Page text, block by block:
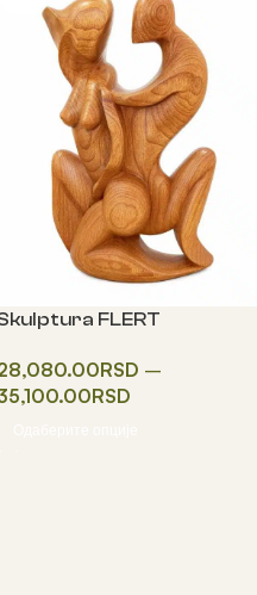
FLERT
RSD –
RSD